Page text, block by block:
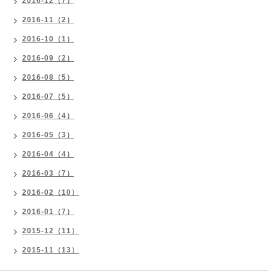
2016-11（2）
2016-10（1）
2016-09（2）
2016-08（5）
2016-07（5）
2016-06（4）
2016-05（3）
2016-04（4）
2016-03（7）
2016-02（10）
2016-01（7）
2015-12（11）
2015-11（13）